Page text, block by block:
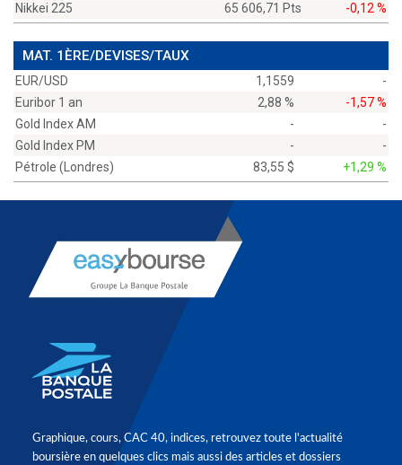
Nikkei 225
65 606,71 Pts -0,12 %
MAT. 1ÈRE/DEVISES/TAUX
EUR/USD 1,1559
-
Euribor 1 an
2,88 %
-1,57 %
Gold Index AM
-
-
Gold Index PM
-
-
Pétrole (Londres)
83,55 $ +1,29 %
Graphique, cours, CAC 40, indices, retrouvez toute l'actualité
boursière en quelques clics mais aussi des articles et dossiers